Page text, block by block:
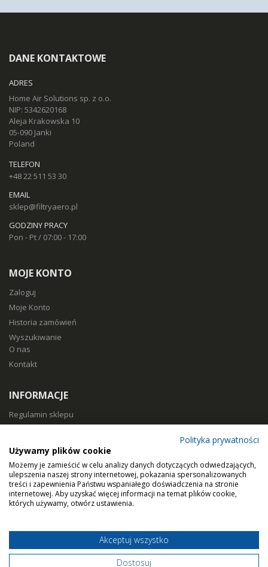
DANE KONTAKTOWE
ADRES
Home Air Solutions sp. z o.o.
NIP: 5342620168
Aleja Krakowska 10
05-090 Janki
Poland
TELEFON
+48 22 511 53 30
EMAIL
sklep@filtryaero.pl
GODZINY PRACY
Pon - Pt / 07:00 - 17:00
MOJE KONTO
Zaloguj
Moje Konto
Historia zamówień
Wyszukiwanie
O nas
Kontakt
INFORMACJE
Regulamin sklepu
Koszty i czas dostawy
Zwroty i reklamacje
Klasy filtracji
Dobierz filtry
© Home Air Solutions sp. z o.o. - filtryaero.pl.Filtry do rekuperacji.
Polityka prywatności
Używamy plików cookie
Możemy je zamieścić w celu analizy danych dotyczących odwiedzających,
ulepszenia naszej strony internetowej, pokazania spersonalizowanych
treści i zapewnienia Państwu wspaniałego doświadczenia na stronie
internetowej. Aby uzyskać więcej informacji na temat plików cookie,
których używamy, otwórz ustawienia.
Akceptuj wszystko
Dostosuj